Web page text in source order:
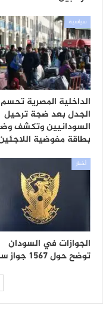
سياسية
الداخلية المصرية تحسم
الجدل بعد ضجة ترحيل
السودانيين وتكشف
بطاقة مفوضية
أخبار
الجوازات في السودان
توضح حول 1567 جواز سفر